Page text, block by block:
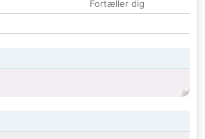
Fortæller dig